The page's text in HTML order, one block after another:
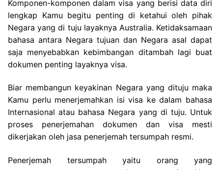
Komponen-komponen dalam visa yang berisi data diri
lengkap Kamu begitu penting di ketahui oleh pihak
Negara yang di tuju layaknya Australia. Ketidaksamaan
bahasa antara Negara tujuan dan Negara asal dapat
saja menyebabkan kebimbangan ditambah lagi buat
dokumen penting layaknya visa.
Biar membangun keyakinan Negara yang dituju maka
Kamu perlu menerjemahkan isi visa ke dalam bahasa
Internasional atau bahasa Negara yang di tuju. Untuk
proses penerjemahan dokumen dan visa mesti
dikerjakan oleh jasa penerjemah tersumpah resmi.
Penerjemah tersumpah yaitu orang yang